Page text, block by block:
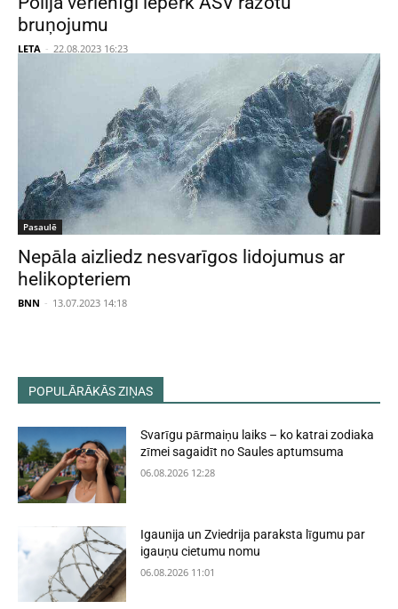
bruņojumu
LETA - 22.08.2023 16:23
Pasaulē
Nepāla aizliedz nesvarīgos lidojumus ar
helikopteriem
BNN - 13.07.2023 14:18
POPULĀRĀKĀS ZIŅAS
Svarīgu pārmaiņu laiks – ko katrai zodiaka
zīmei sagaidīt no Saules aptumsuma
06.08.2026 12:28
Igaunija un Zviedrija paraksta līgumu par
igauņu cietumu nomu
06.08.2026 11:01